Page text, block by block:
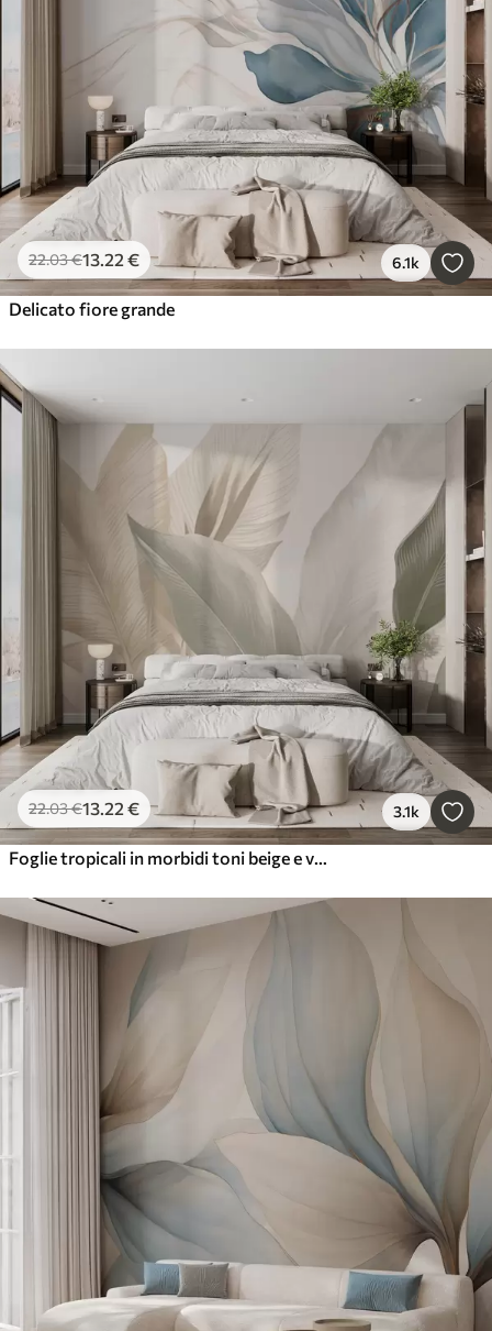
22.03€13.22 € 6.1k
Delicato fiore grande
22.03€13.22 € 3.1k
Foglie tropicali in morbidi toni beige e verdi, con un effetto acquerello e delicate transizioni di colore